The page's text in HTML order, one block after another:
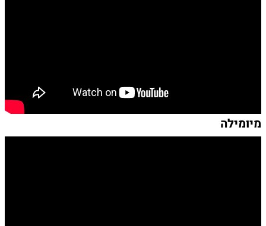
מיומילה